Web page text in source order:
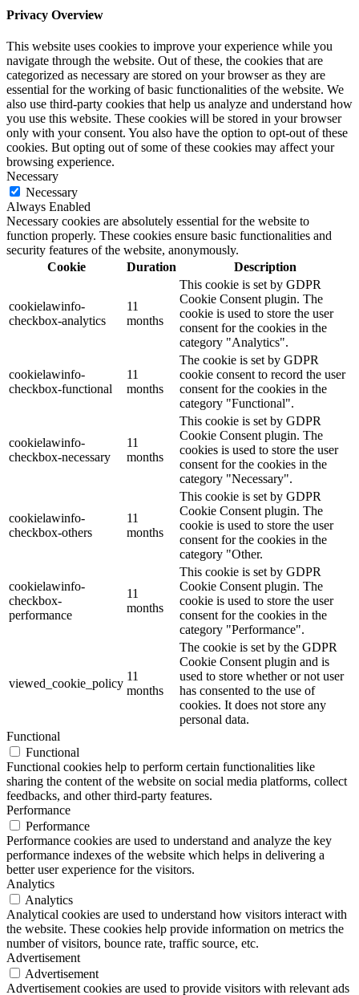
Privacy Overview
This website uses cookies to improve your experience while you
navigate through the website. Out of these, the cookies that are
categorized as necessary are stored on your browser as they are
essential for the working of basic functionalities of the website. We
also use third-party cookies that help us analyze and understand how
you use this website. These cookies will be stored in your browser
only with your consent. You also have the option to opt-out of these
cookies. But opting out of some of these cookies may affect your
browsing experience.
Necessary
Necessary
Always Enabled
Necessary cookies are absolutely essential for the website to
function properly. These cookies ensure basic functionalities and
security features of the website, anonymously.
Cookie
Duration Description
cookielawinfo-
checkbox-analytics
11
months
This cookie is set by GDPR
Cookie Consent plugin. The
cookie is used to store the user
consent for the cookies in the
category "Analytics".
cookielawinfo-
checkbox-functional
11
months
The cookie is set by GDPR
cookie consent to record the user
consent for the cookies in the
category "Functional".
cookielawinfo-
checkbox-necessary
11
months
This cookie is set by GDPR
Cookie Consent plugin. The
cookies is used to store the user
consent for the cookies in the
category "Necessary".
cookielawinfo-
checkbox-others
11
months
This cookie is set by GDPR
Cookie Consent plugin. The
cookie is used to store the user
consent for the cookies in the
category "Other.
cookielawinfo-
checkbox-
performance
11
months
This cookie is set by GDPR
Cookie Consent plugin. The
cookie is used to store the user
consent for the cookies in the
category "Performance".
viewed_cookie_policy
11
months
The cookie is set by the GDPR
Cookie Consent plugin and is
used to store whether or not user
has consented to the use of
cookies. It does not store any
personal data.
Functional
Functional
Functional cookies help to perform certain functionalities like
sharing the content of the website on social media platforms, collect
feedbacks, and other third-party features.
Performance
Performance
Performance cookies are used to understand and analyze the key
performance indexes of the website which helps in delivering a
better user experience for the visitors.
Analytics
Analytics
Analytical cookies are used to understand how visitors interact with
the website. These cookies help provide information on metrics the
number of visitors, bounce rate, traffic source, etc.
Advertisement
Advertisement
Advertisement cookies are used to provide visitors with relevant ads